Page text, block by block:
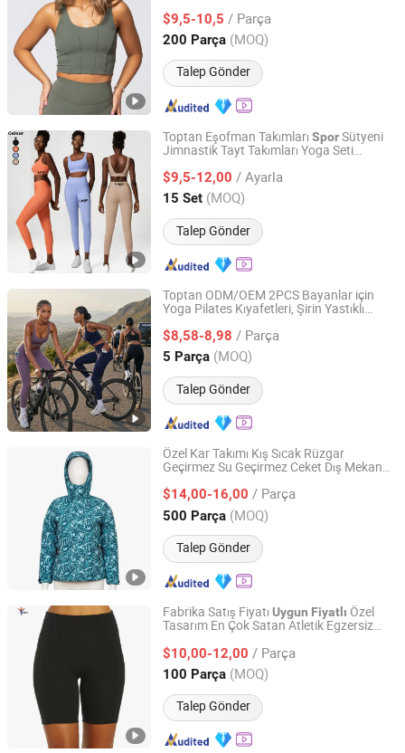
$9,5-10,5 / Parça
200 Parça (MOQ)
Talep Gönder
Guangdong, China Fiyat 2019
Toptan Eşofman Takımları SporSütyeni
Jimnastik Tayt Takımları Yoga Seti
SporGiyimi
$9,5-12,00 / Ayarla
15 Set (MOQ)
Talep Gönder
Xiamen Aimeee Garment Co., Ltd.
Fujian, China Fiyat 2021
Toptan ODM/OEM 2PCS Bayanlar için
Yoga Pilates Kıyafetleri, Şirin Yastıklı
Taytları
$8,58-8,98 / Parça
5 Parça (MOQ)
Talep Gönder
Dongguan Tianchen Garment Technology Co., Ltd.
Guangdong, China Fiyat 2012
Özel Kar Takımı Kış Sıcak Rüzgar
Geçirmez Su Geçirmez Ceket Dış Mekan
$14,00-16,00 / Parça
500 Parça (MOQ)
Talep Gönder
Great Wall Products Mfg., Ltd.
Fujian, China Fiyat 2023
Fabrika Satış Fiyatı Uygun Fiyatlı Özel
Tasarım En Çok Satan Atletik Egzersiz
Kıyafetleri Kadın Bisiklet Şortları
$10,00-12,00 / Parça
100 Parça (MOQ)
Talep Gönder
Guangzhou Inly Sporting Goods Co., Ltd.
Guangdong, China Fiyat 2022